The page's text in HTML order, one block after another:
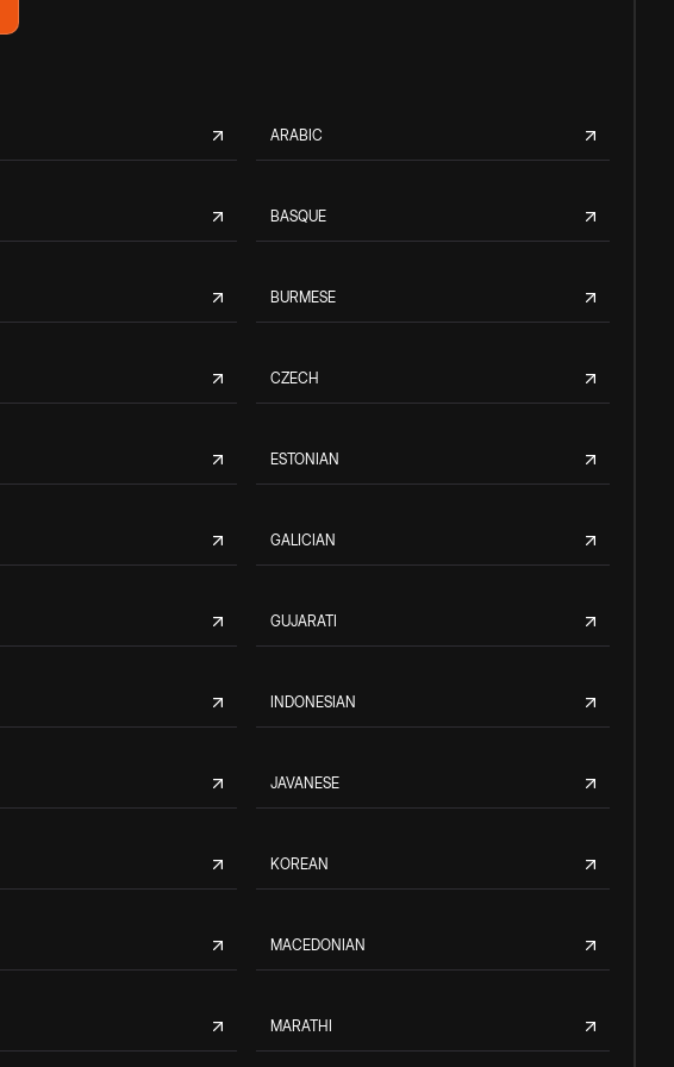
ARABIC
BASQUE
BURMESE
CZECH
ESTONIAN
GALICIAN
GUJARATI
INDONESIAN
JAVANESE
KOREAN
MACEDONIAN
MARATHI